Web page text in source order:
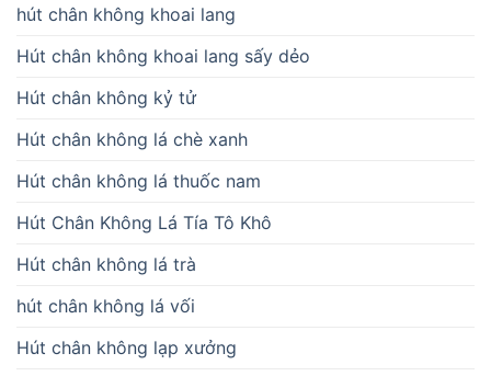
hút chân không khoai lang
Hút chân không khoai lang sấy dẻo
Hút chân không kỷ tử
Hút chân không lá chè xanh
Hút chân không lá thuốc nam
Hút Chân Không Lá Tía Tô Khô
Hút chân không lá trà
hút chân không lá vối
Hút chân không lạp xưởng